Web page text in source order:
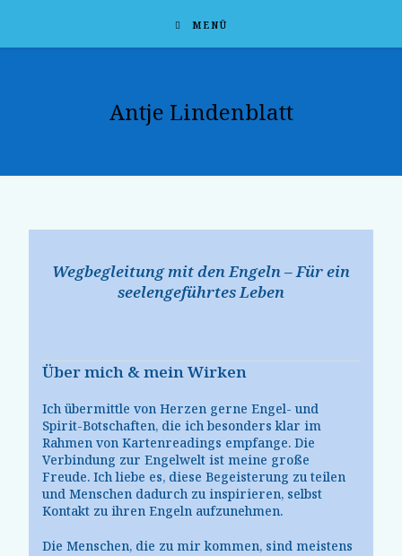
MENÜ
Antje Lindenblatt
Wegbegleitung mit den Engeln – Für ein
seelengeführtes Leben
Über mich & mein Wirken
Ich übermittle von Herzen gerne Engel- und
Spirit-Botschaften, die ich besonders klar im
Rahmen von Kartenreadings empfange. Die
Verbindung zur Engelwelt ist meine große
Freude. Ich liebe es, diese Begeisterung zu teilen
und Menschen dadurch zu inspirieren, selbst
Kontakt zu ihren Engeln aufzunehmen.
Die Menschen, die zu mir kommen, sind meistens